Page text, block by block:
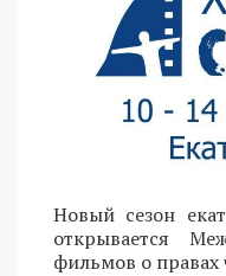
Новый сезон
открывается
фильмов о правах